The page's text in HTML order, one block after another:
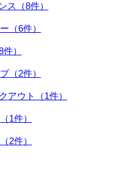
ス（8件）
（6件）
）
（2件）
アウト（1件）
1件）
2件）